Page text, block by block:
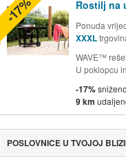
Rostilj na
Ponuda
XXXL
WAVE™
U poklopcu
-17%sniženo
9 km
-17%
POSLOVNICE U TVOJOJ